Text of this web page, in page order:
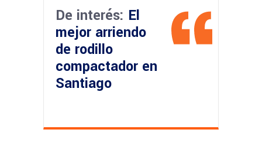
De interés: El
mejor arriendo
de rodillo
compactador en
Santiago